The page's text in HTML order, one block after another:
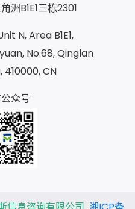
洲B1E1三栋2301
N, Area B1E1,
No.68, Qinglan
410000, CN
众号